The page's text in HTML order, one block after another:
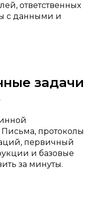
ответственных
с данными и
задачи
Письма, протоколы
первичный
и базовые
за минуты.